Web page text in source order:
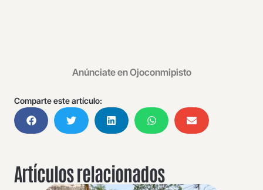
Anúnciate en Ojoconmipisto
Comparte este artículo:
Artículos relacionados